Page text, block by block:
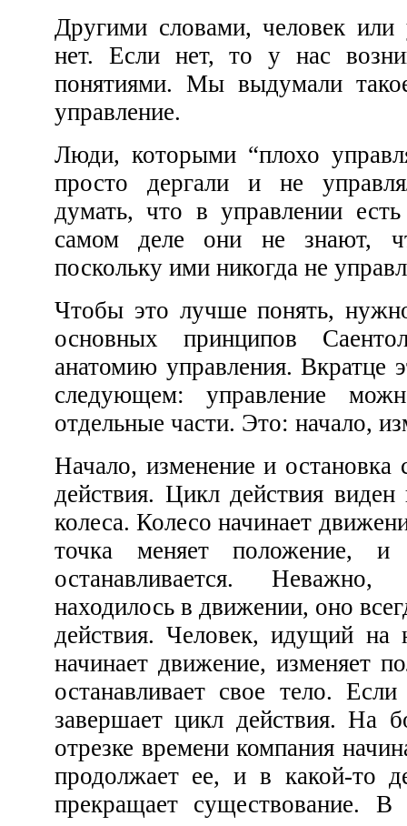
Другими словами, человек или управляет чем-то, или
нет. Если нет, то у нас возникает недоразумение с
понятиями. Мы выдумали такое понятие, как плохое
управление.
Люди, которыми “плохо управляли”, то есть которых
просто дергали и не управляли совсем, начинают
думать, что в управлении есть что-то плохое, но на
самом деле они не знают, что такое управление,
поскольку ими никогда
Чтобы это лучше понять, нужно знать один из самых
основных принципов Саентологии, раскрывающий
анатомию управления. Вкратце этот принцип состоит в
следующем: управление можно разделить на три
отдельные части. Это:
Начало, изменение и остановка составляют также цикл
действия. Цикл действия виден во вращении простого
колеса. Колесо начинает движение, затем каждая данная
точка меняет положение, и
останавливается.
находилось в движении, оно всегда
действия. Человек, идущий на
начинает движение, изменяет положение своего тела и
останавливает свое тело. Если он это делает, то он
завершает цикл действия. На более продолжительном
отрезке времени компания начинает свою деятельность,
продолжает ее, и в какой-то день, рано или поздно,
прекращает существование. В изменении мы имеем